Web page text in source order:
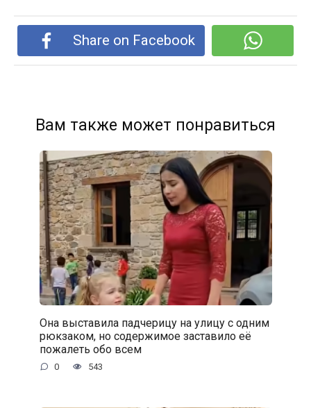
Share on Facebook
Вам также может понравиться
Она выставила падчерицу на улицу с одним
рюкзаком, но содержимое заставило её
пожалеть обо всем
0 543